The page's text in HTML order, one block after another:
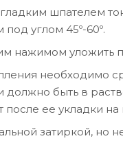
шпателем
углом 45º-60º.
нажимом уложить
необходимо
должно быть в
после ее укладки на
затиркой, но